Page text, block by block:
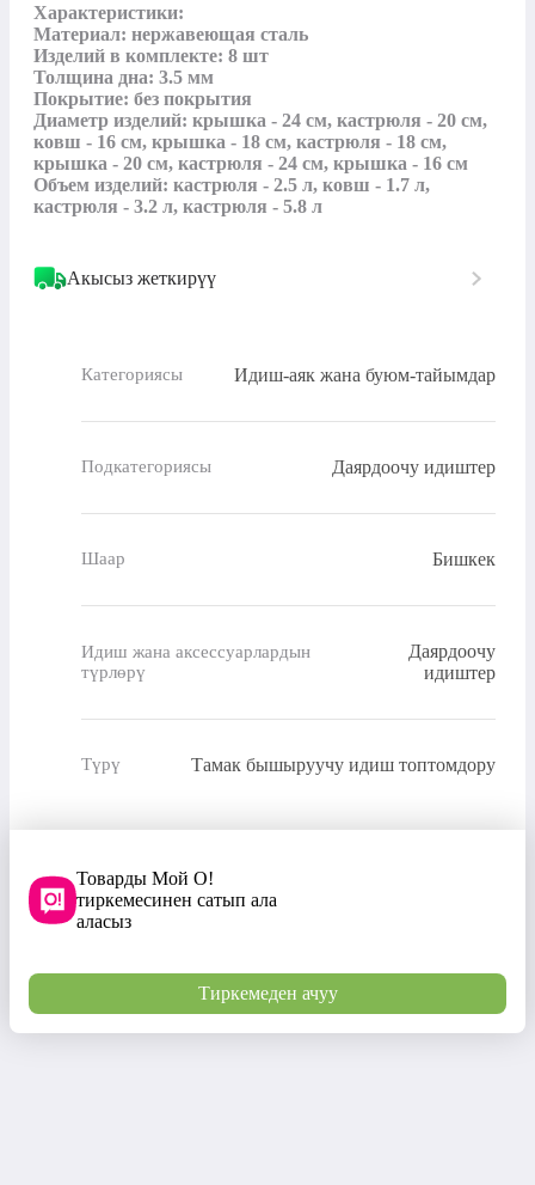
Характеристики:
Материал: нержавеющая сталь
Изделий в комплекте: 8 шт
Толщина дна: 3.5 мм
Покрытие: без покрытия
Диаметр изделий: крышка - 24 см, кастрюля - 20 см,
ковш - 16 см, крышка - 18 см, кастрюля - 18 см,
крышка - 20 см, кастрюля - 24 см, крышка - 16 см
Объем изделий: кастрюля - 2.5 л, ковш - 1.7 л,
кастрюля - 3.2 л, кастрюля - 5.8 л
Акысыз жеткирүү
Категориясы Идиш-аяк жана буюм-тайымдар
Подкатегориясы Даярдоочу идиштер
Шаар Бишкек
Идиш жана аксессуарлардын
түрлөрү
Даярдоочу
идиштер
Түрү Тамак бышыруучу идиш топтомдору
Товарды Мой О!
тиркемесинен сатып ала
аласыз
Тиркемеден ачуу